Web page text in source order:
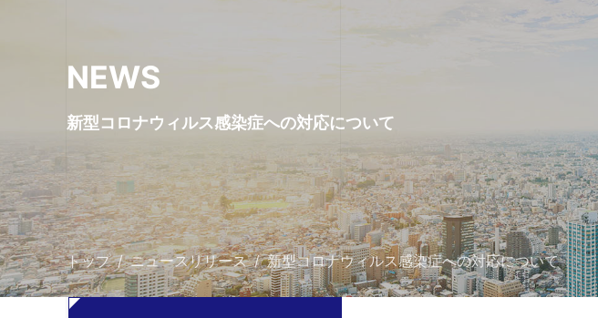
NEWS
新型コロナウィルス感染症への対応について
トップ ニュースリリース 新型コロナウィルス感染症への対応について